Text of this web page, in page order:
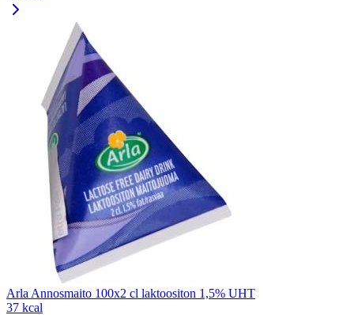
Arla Annosmaito 100x2 cl laktoositon 1,5% UHT
37 kcal